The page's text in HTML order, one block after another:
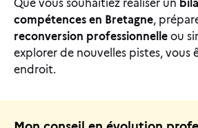
Que vous souhaitiez réaliser un
compétences en Bretagne,
reconversion professionnelle ou
explorer de nouvelles pistes, vous
endroit.